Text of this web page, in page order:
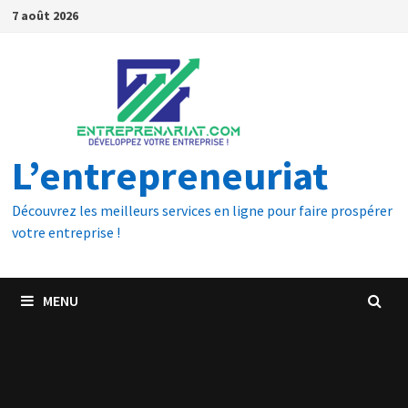
7 août 2026
L’entrepreneuriat
Découvrez les meilleurs services en ligne pour faire prospérer
votre entreprise !
MENU